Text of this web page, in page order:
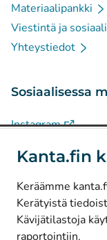
Kanta.fin
Keräämme
Kerätyistä
Kävijätilastoja
raportointiin.
Materiaalipankki
Viestintä ja
Yhteystiedot
Sosiaalisessa
Instagram(
Facebook(Avautuu
© Kanta-Palvelut,